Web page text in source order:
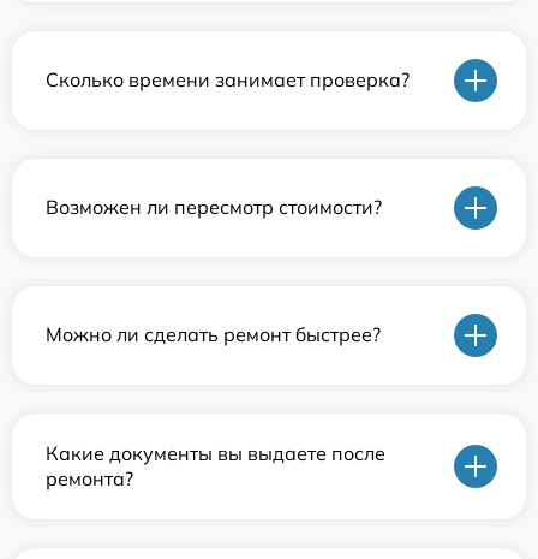
Сколько времени занимает проверка?
Возможен ли пересмотр стоимости?
Можно ли сделать ремонт быстрее?
Какие документы вы выдаете после
ремонта?